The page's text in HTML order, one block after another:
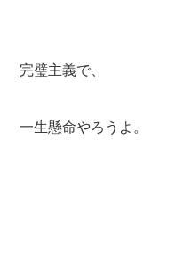
完璧主義で、
一生懸命やろうよ。